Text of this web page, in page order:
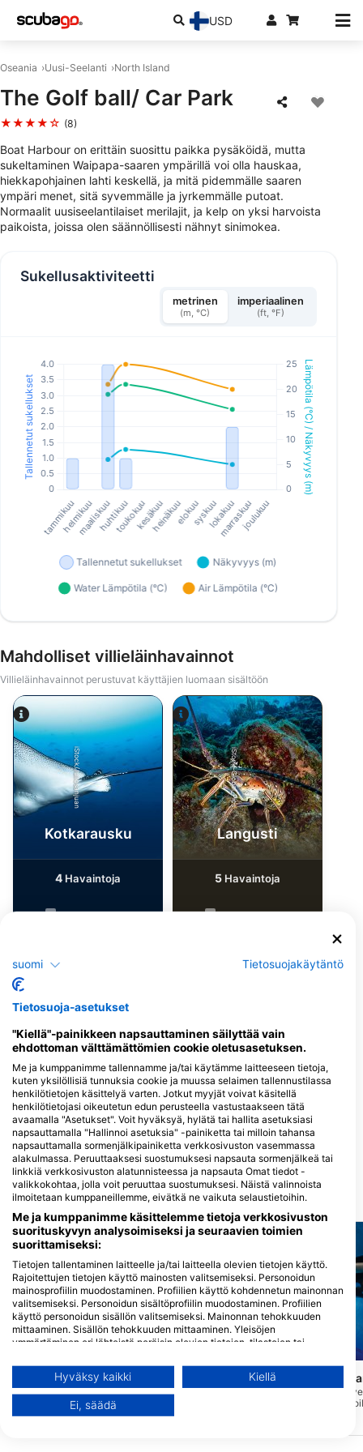
USD
Oseania Uusi-Seelanti North Island
The Golf ball/ Car Park
★★★★☆ (8)
Boat Harbour on erittäin suosittu paikka pysäköidä, mutta
sukeltaminen Waipapa-saaren ympärillä voi olla hauskaa,
hiekkapohjainen lahti keskellä, ja mitä pidemmälle saaren
ympäri menet, sitä syvemmälle ja jyrkemmälle putoat.
Normaalit uusiseelantilaiset merilajit, ja kelp on yksi harvoista
paikoista, joissa olen säännöllisesti nähnyt sinimokea.
Sukellusaktiviteetti
metrinen
(m, °C)
imperiaalinen
(ft, °F)
Mahdolliset villieläinhavainnot
Villieläinhavainnot perustuvat käyttäjien luomaan sisältöön
iStock/Juliosanjuan
Kotkarausku
4 Havaintoja
iStock-Global_Pics
Langusti
5 Havaintoja
Sukelluskeskukset, jotka tarjoavat
catering-palveluita tällä
sukelluskohteella
GET WET, Get Wet Waikato
Dive
451 TE RAPA ROAD, 3200
HAMILTON, Uusi-seelanti
Lähellä olevat sukelluskohteet
Wood Group Training Center
(★4.9)
Tämä on New Plymouthissa sijaitsevan
Wood Group Trainingin sisäuima-allas.
Seal Rock /
Tapuae Marine
erinomaisesti
suomi Tietosuojakäytäntö
Tietosuoja-asetukset
"Kiellä"-painikkeen napsauttaminen säilyttää vain
ehdottoman välttämättömien cookie oletusasetuksen.
Me ja kumppanimme tallennamme ja/tai käytämme laitteeseen tietoja,
kuten yksilöllisiä tunnuksia cookie ja muussa selaimen tallennustilassa
henkilötietojen käsittelyä varten. Jotkut myyjät voivat käsitellä
henkilötietojasi oikeutetun edun perusteella vastustaakseen tätä
avaamalla "Asetukset". Voit hyväksyä, hylätä tai hallita asetuksiasi
napsauttamalla "Hallinnoi asetuksia" -painiketta tai milloin tahansa
napsauttamalla sormenjälkipainiketta verkkosivuston vasemmassa
alakulmassa. Peruuttaaksesi suostumuksesi napsauta sormenjälkeä tai
linkkiä verkkosivuston alatunnisteessa ja napsauta Omat tiedot -
valikkokohtaa, jolla voit peruuttaa suostumuksesi. Näistä valinnoista
ilmoitetaan kumppaneillemme, eivätkä ne vaikuta selaustietoihin.
Me ja kumppanimme käsittelemme tietoja verkkosivuston
suorituskyvyn analysoimiseksi ja seuraavien toimien
suorittamiseksi:
Tietojen tallentaminen laitteelle ja/tai laitteella olevien tietojen käyttö.
Rajoitettujen tietojen käyttö mainosten valitsemiseksi. Personoidun
mainosprofiilin muodostaminen. Profiilien käyttö kohdennetun mainonnan
valitsemiseksi. Personoidun sisältöprofiilin muodostaminen. Profiilien
käyttö personoidun sisällön valitsemiseksi. Mainonnan tehokkuuden
mittaaminen. Sisällön tehokkuuden mittaaminen. Yleisöjen
ymmärtäminen eri lähteistä peräisin olevien tietojen, tilastojen tai
Rajoitettujen tietojen käyttö sisällön valitsemiseen.
Lisätietoja Googlen tavasta käyttää tietoja löydät täältä:
https://business.safety.google/privacy/
Tietoja voidaan jakaa Euroopan unionin ulkopuolelle ja lähettää
Hyväksy kaikki Kiellä
Ei, säädä